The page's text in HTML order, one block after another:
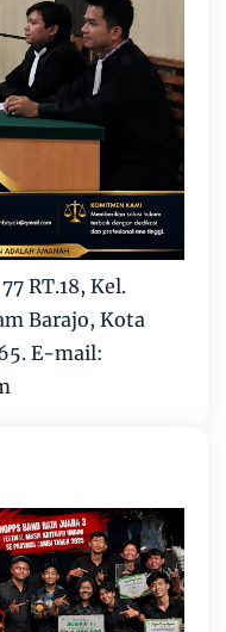
RT.18, Kel.
Barajo, Kota
E-mail: